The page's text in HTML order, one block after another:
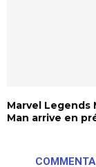
Marvel Legends
Man arrive en